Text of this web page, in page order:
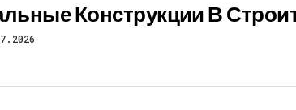
Конструкции В